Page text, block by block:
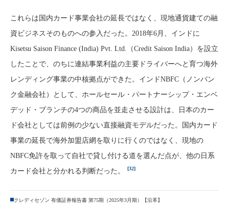
これらは国内カード事業会社の延長ではなく、現地通貨建ての融
資ビジネスそのものへの参入だった。2018年6月、インドに
Kisetsu Saison Finance (India) Pvt. Ltd.（Credit Saison India）を設立
したことで、のちに連結事業利益の主要ドライバーへと育つ海外
レンディング事業の中核拠点ができた。インドNBFC（ノンバン
ク金融会社）として、ホールセール・パートナーシップ・エンベ
デッド・ブランチの4つの商品を並走させる設計は、日本のカー
ド会社としては前例の少ない直接融資モデルだった。国内カード
事業の延長で海外加盟店網を取りに行くのではなく、現地の
NBFC免許を取って自社で貸し付ける道を選んだ点が、他の日系
カード会社と分かれる判断だった。
[32]
クレディセゾン 有価証券報告書 第75期（2025年3月期）【沿革】